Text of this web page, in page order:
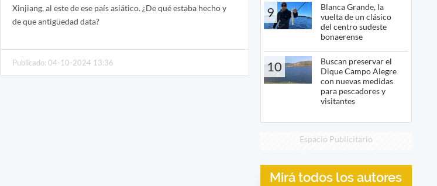
Xinjiang, al este de ese país asiático. ¿De qué estaba hecho y
de que antigüedad data?
Publicado: 04-10-2024 13:36
9
Blanca Grande, la
vuelta de un clásico
del centro sudeste
bonaerense
10
Buscan preservar el
Dique Campo Alegre
con nuevas medidas
para pescadores y
visitantes
Espacio Publicitario
Mirá todos los autores